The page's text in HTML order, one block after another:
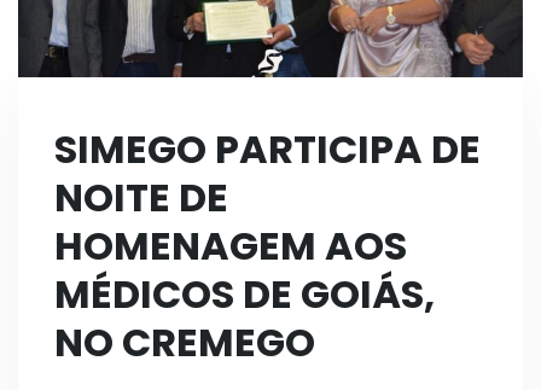
SIMEGO PARTICIPA DE
NOITE DE
HOMENAGEM AOS
MÉDICOS DE GOIÁS,
NO CREMEGO